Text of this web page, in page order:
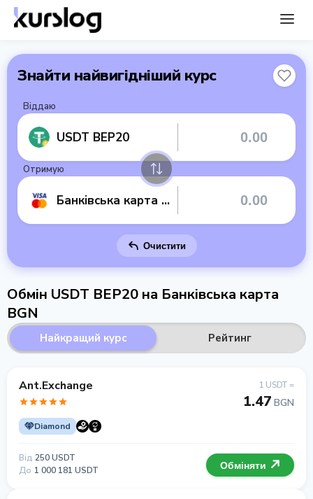
Знайти найвигідніший курс
Віддаю
USDT BEP20
Отримую
Банківська карта BGN
Очистити
Обмін USDT BEP20 на Банківська карта
BGN
Найкращий курс Рейтинг
Ant.Exchange
Diamond
1 USDT =
1.47 BGN
Від 250 USDT
До 1 000 181 USDT Обміняти